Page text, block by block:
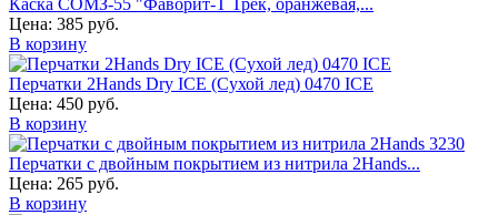
Каска СОМЗ-55 "Фаворит-Т Трек, оранжевая,...
Цена: 385 руб.
В корзину
Перчатки 2Hands Dry ICE (Сухой лед) 0470 ICE
Цена: 450 руб.
В корзину
Перчатки с двойным покрытием из нитрила 2Hands...
Цена: 265 руб.
В корзину